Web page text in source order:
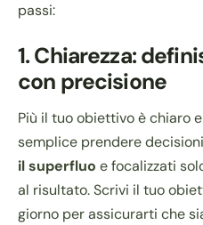
passi:
1.Chiarezza:
con precisione
Più il tuo obiettivo è chiaro
semplice prendere
il superfluo e focalizzati
al risultato. Scrivi il tuo
giorno per assicurarti che